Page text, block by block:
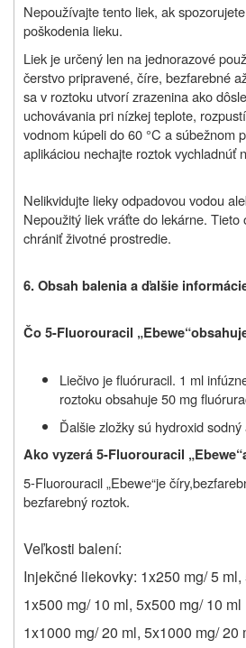
Nepoužívajte tento liek, ak
poškodenia lieku.
Liek je určený len na jednorazové
čerstvo pripravené, číre, bezfarebné
sa v roztoku utvorí zrazenina ako
uchovávania pri nízkej teplote,
vodnom kúpeli do 60 °C a súbežnom
aplikáciou nechajte roztok vychladnúť
Nelikvidujte lieky odpadovou vodou
Nepoužitý liek vráťte do lekárne. Tieto
chrániť životné prostredie.
6. Obsah balenia a ďalšie
Čo 5-Fluorouracil
Liečivo jefluóruracil. 1 ml
roztoku obsahuje 50 mg
Ďalšie zložky sú hydroxid sodný
Ako vyzerá 5-Fluorouracil
5-Fluorouracil „Ebewe“je číry,
bezfarebný roztok.
Veľkosti balení:
Injekčné liekovky: 1x250 mg/ 5
1x500 mg/ 10 ml, 5x500 mg/ 10 ml
1x1000 mg/ 20 ml, 5x1000 mg/ 20